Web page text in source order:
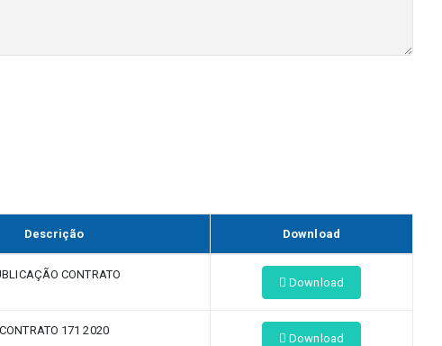
Descrição Download
CONTRATO
Download
CONTRATO 171 2020
Download